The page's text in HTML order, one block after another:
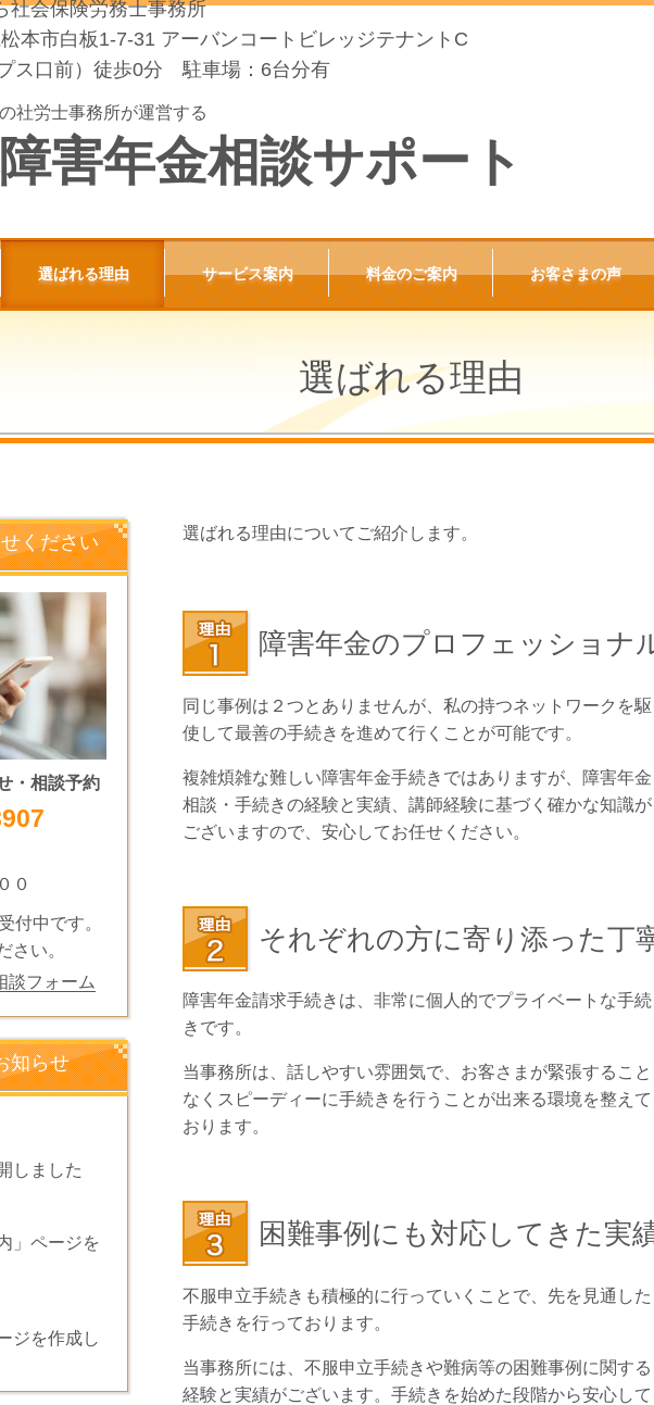
社会保険労務士事務所
本市白板1-7-31 アーバンコートビレッジテナントC
ス口前）徒歩0分 駐車場：6台分有
社労士事務所が運営する
害年金相談サポート
選ばれる理由 サービス案内 料金のご案内 お客さまの声
選ばれる理由
選ばれる理由についてご紹介します。
障害年金のプロフェッショナ
同じ事例は２つとありませんが、私の持つネットワークを駆
使して最善の手続きを進めて行くことが可能です。
複雑煩雑な難しい障害年金手続きではありますが、障害年金
相談・手続きの経験と実績、講師経験に基づく確かな知識が
ございますので、安心してお任せください。
それぞれの方に寄り添った丁
障害年金請求手続きは、非常に個人的でプライベートな手続
きです。
当事務所は、話しやすい雰囲気で、お客さまが緊張すること
なくスピーディーに手続きを行うことが出来る環境を整えて
おります。
困難事例にも対応してきた実
不服申立手続きも積極的に行っていくことで、先を見通した
手続きを行っております。
当事務所には、不服申立手続きや難病等の困難事例に関する
経験と実績がございます。手続きを始めた段階から安心して
ください
・相談予約
０
付中です。
さい。
談フォーム
知らせ
しました
」ページを
ジを作成し